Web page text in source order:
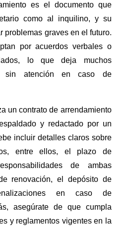
es el documento que
como al inquilino, y su
problemas graves en el futuro.
por acuerdos verbales o
lo que deja muchos
sin atención en caso de
un contrato de arrendamiento
y redactado por un
incluir detalles claros sobre
entre ellos, el plazo de
de ambas
renovación, el depósito de
en caso de
asegúrate de que cumpla
y reglamentos vigentes en la